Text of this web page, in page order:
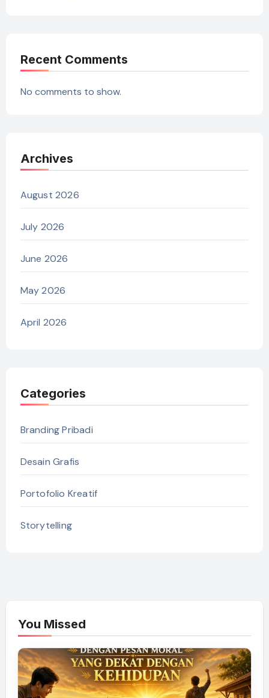
Recent Comments
No comments to show.
Archives
August 2026
July 2026
June 2026
May 2026
April 2026
Categories
Branding Pribadi
Desain Grafis
Portofolio Kreatif
Storytelling
You Missed